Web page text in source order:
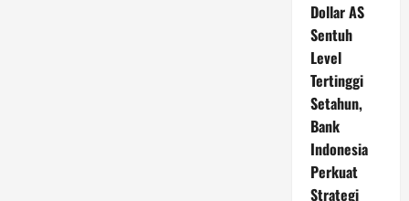
Dollar AS
Sentuh
Level
Tertinggi
Setahun,
Bank
Indonesia
Perkuat
Strategi